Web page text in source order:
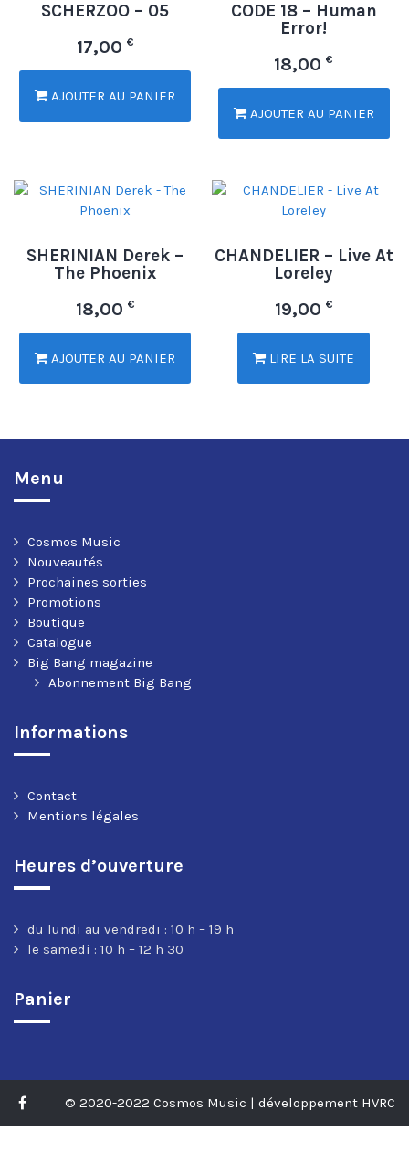
SCHERZOO – 05
17,00 €
AJOUTER AU PANIER
CODE 18 – Human
Error!
18,00€
AJOUTER AU PANIER
SHERINIAN Derek –
The Phoenix
18,00 €
AJOUTER AU PANIER
CHANDELIER – Live At
Loreley
19,00 €
LIRE LA SUITE
Menu
Cosmos Music
Nouveautés
Prochaines sorties
Promotions
Boutique
Catalogue
Big Bang magazine
Abonnement Big Bang
Informations
Contact
Mentions légales
Heures d’ouverture
du lundi au vendredi : 10 h – 19 h
le samedi : 10 h – 12 h 30
Panier
© 2020-2022 Cosmos Music | développement HVRC